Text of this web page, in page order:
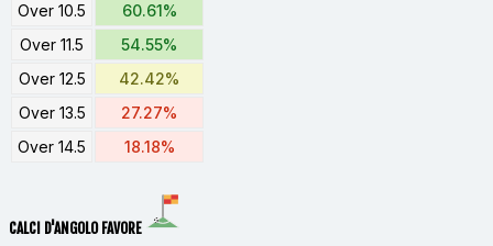
Over 10.5
60.61%
Over 11.5
54.55%
Over 12.5
42.42%
Over 13.5
27.27%
Over 14.5
18.18%
CALCI D'ANGOLO FAVORE